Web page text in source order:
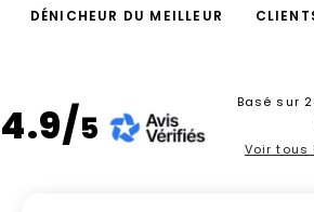
DÉNICHEUR DU MEILLEUR
4.9/5
Basé sur
Voir